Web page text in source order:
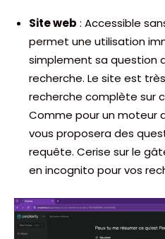
Site web : Accessible
permet une utilisation
simplement sa question
recherche. Le site est
recherche complète sur
Comme pour un moteur
vous proposera des
requête. Cerise sur le
en incognito pour vos